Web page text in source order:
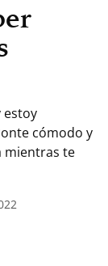
estoy
cómodo y
mientras te